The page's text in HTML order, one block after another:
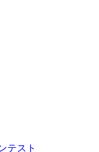
テスト